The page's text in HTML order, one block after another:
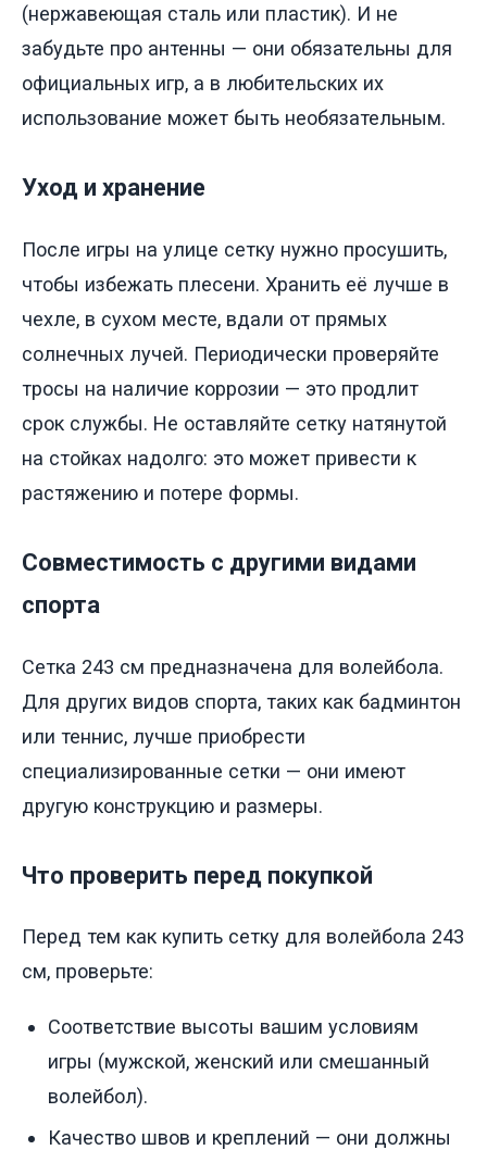
(нержавеющая сталь или пластик). И не
забудьте про антенны — они обязательны для
официальных игр, а в любительских их
использование может быть необязательным.
Уход и хранение
После игры на улице сетку нужно просушить,
чтобы избежать плесени. Хранить её лучше в
чехле, в сухом месте, вдали от прямых
солнечных лучей. Периодически проверяйте
тросы на наличие коррозии — это продлит
срок службы. Не оставляйте сетку натянутой
на стойках надолго: это может привести к
растяжению и потере формы.
Совместимость с другими видами
спорта
Сетка 243 см предназначена для волейбола.
Для других видов спорта, таких как бадминтон
или теннис, лучше приобрести
специализированные сетки — они имеют
другую конструкцию и размеры.
Что проверить перед покупкой
Перед тем как купить сетку для волейбола 243
см, проверьте:
Соответствие высоты вашим условиям
игры (мужской, женский или смешанный
волейбол).
Качество швов и креплений — они должны